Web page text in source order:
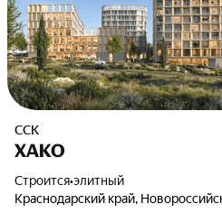
ССК
ХАКО
Строится•элитный
Краснодарский край,